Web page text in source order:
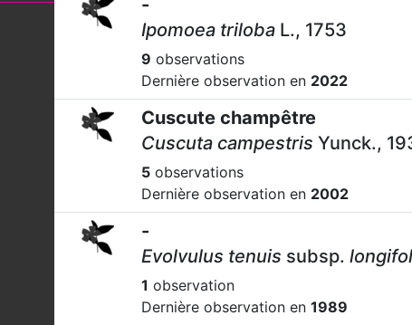
-
Ipomoea triloba L., 1753
9 observations
Dernière observation en 2022
Cuscute champêtre
Cuscuta campestris Yunck.,
5 observations
Dernière observation en 2002
-
Evolvulus tenuis subsp.
1 observation
Dernière observation en 1989